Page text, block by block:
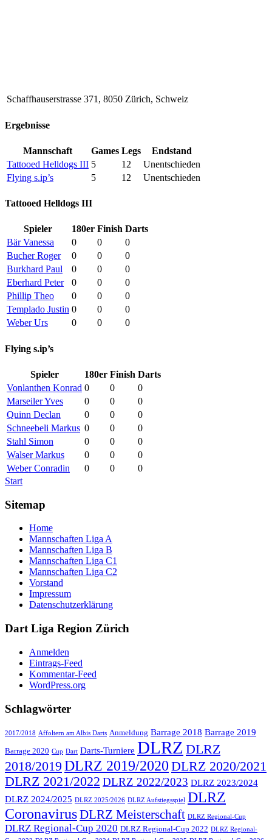
Schaffhauserstrasse 371, 8050 Zürich, Schweiz
Ergebnisse
Mannschaft Games Legs
Endstand
Tattooed Helldogs III 5 12
Unentschieden
Flying s.ip’s
5 12 Unentschieden
Tattooed Helldogs III
Spieler 180er Finish Darts
Bär Vanessa
0 0
0
Bucher Roger
0 0
0
Burkhard Paul
0 0
0
Eberhard Peter
0 0
0
Phillip Theo
0 0
0
Templado Justin 0 0
0
Weber Urs
0 0 0
Flying s.ip’s
Spieler 180er Finish Darts
Vonlanthen Konrad 0 0
0
Marseiler Yves
0 0
0
Quinn Declan
0 0
0
Schneebeli Markus 0 0
0
Stahl Simon
0 0
0
Walser Markus
0 0
0
Weber Conradin
0 0
0
Start
Sitemap
Home
Mannschaften Liga A
Mannschaften Liga B
Mannschaften Liga C1
Mannschaften Liga C2
Vorstand
Impressum
Datenschutzerklärung
Dart Liga Region Zürich
Anmelden
Eintrags-Feed
Kommentar-Feed
WordPress.org
Schlagwörter
2017/2018 Affoltern am Albis Darts Anmeldung Barrage 2018 Barrage 2019
Barrage 2020 Cup Dart Darts-Turniere DLRZ DLRZ
2018/2019 DLRZ 2019/2020 DLRZ 2020/2021
DLRZ 2021/2022 DLRZ 2022/2023 DLRZ 2023/2024
DLRZ 2024/2025 DLRZ 2025/2026 DLRZ Aufstiegsspiel DLRZ
CoronavirusDLRZ Meisterschaft DLRZ Regional-Cup
DLRZ Regional-Cup 2020 DLRZ Regional-Cup 2022 DLRZ Regional-